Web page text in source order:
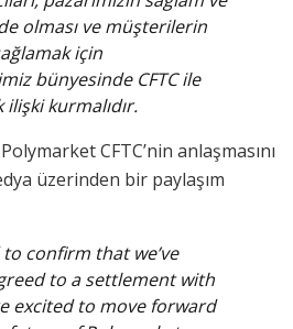
olması ve müşterilerin
için
bünyesinde CFTC ile
kurmalıdır.
CFTC’nin anlaşmasını
üzerinden bir paylaşım
to confirm that we’ve
to a settlement with
excited to move forward